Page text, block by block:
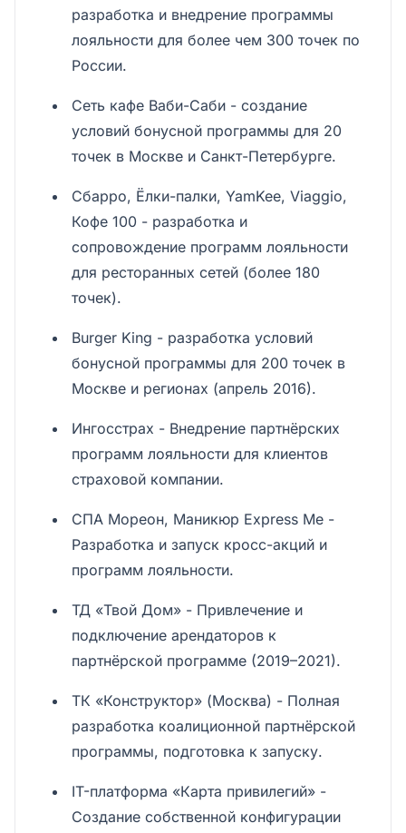
разработка и внедрение программы
лояльности для более чем 300 точек по
России.
Сеть кафе Ваби-Саби - создание
условий бонусной программы для 20
точек в Москве и Санкт-Петербурге.
Сбарро, Ёлки-палки, YamKee, Viaggio,
Кофе 100 - разработка и
сопровождение программ лояльности
для ресторанных сетей (более 180
точек).
Burger King - разработка условий
бонусной программы для 200 точек в
Москве и регионах (апрель 2016).
Ингосстрах - Внедрение партнёрских
программ лояльности для клиентов
страховой компании.
СПА Мореон, Маникюр Express Me -
Разработка и запуск кросс-акций и
программ лояльности.
ТД «Твой Дом» - Привлечение и
подключение арендаторов к
партнёрской программе (2019–2021).
ТК «Конструктор» (Москва) - Полная
разработка коалиционной партнёрской
программы, подготовка к запуску.
IT-платформа «Карта привилегий» -
Создание собственной конфигурации